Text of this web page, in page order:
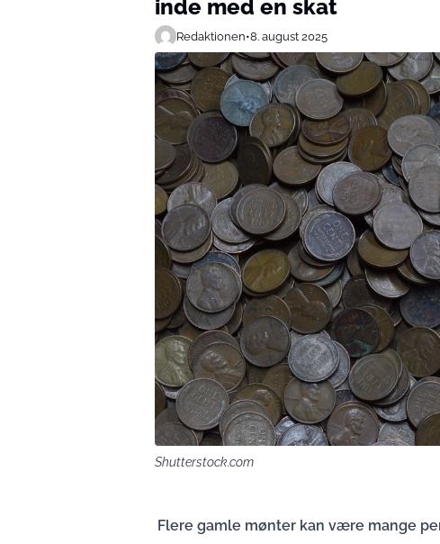
inde med en skat
Redaktionen•8. august 2025
Shutterstock.com
Flere gamle mønter kan være mange